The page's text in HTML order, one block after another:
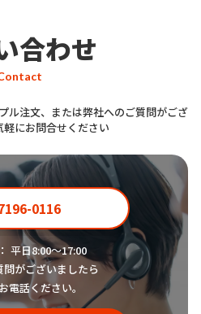
合わせ
ル注文、または弊社へのご質問がござ
軽にお問合せください
0116
平日8:00〜17:00
がございましたら
電話ください。